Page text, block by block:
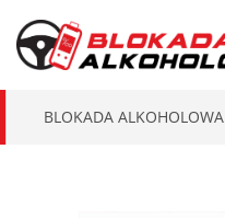
BLOKADA ALKOHOLOWA